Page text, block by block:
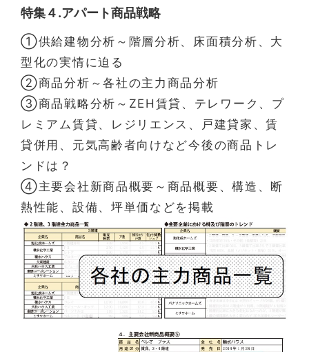
特集４.アパート商品戦略
①供給建物分析～階層分析、床面積分析、大
型化の実情に迫る
②商品分析～各社の主力商品分析
③商品戦略分析～ZEH賃貸、テレワーク、プ
レミアム賃貸、レジリエンス、戸建貸家、賃
貸併用、元気高齢者向けなど今後の商品トレ
ンドは？
④主要会社新商品概要～商品概要、構造、断
熱性能、設備、坪単価などを掲載